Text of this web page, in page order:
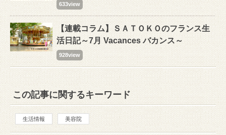
633view
【連載コラム】ＳＡＴＯＫＯのフランス生
活日記～7月 Vacances バカンス～
928view
この記事に関するキーワード
生活情報 美容院